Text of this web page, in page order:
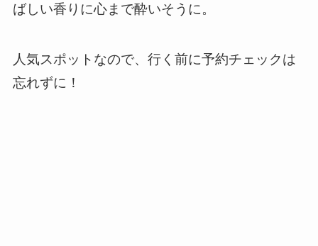
ばしい香りに心まで酔いそうに。
人気スポットなので、行く前に予約チェックは
忘れずに！